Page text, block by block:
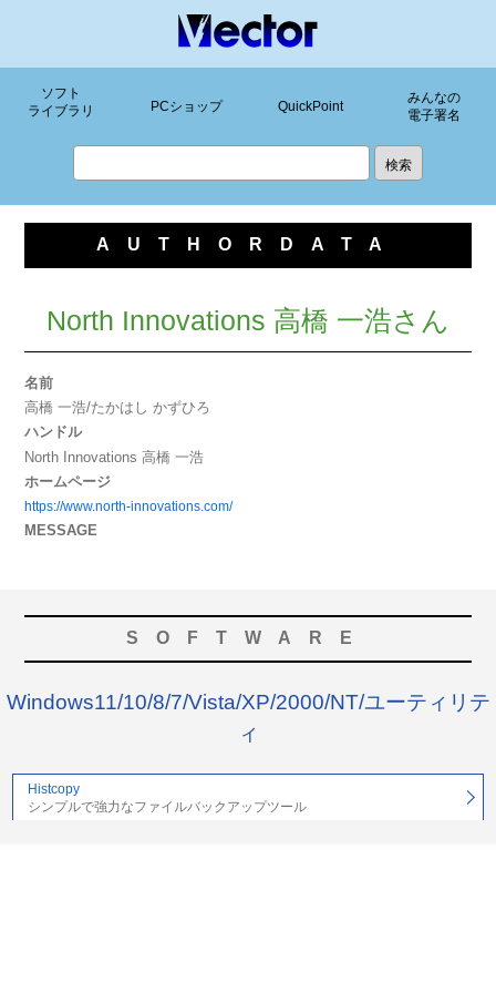
ソフト
ライブラリ
PCショップ QuickPoint
みんなの
電子署名
AUTHORDATA
North Innovations 高橋 一浩さん
名前
高橋 一浩/たかはし かずひろ
ハンドル
North Innovations 高橋 一浩
ホームページ
https://www.north-innovations.com/
MESSAGE
SOFTWARE
Windows11/10/8/7/Vista/XP/2000/NT/ユーティリテ
ィ
Histcopy
シンプルで強力なファイルバックアップツール